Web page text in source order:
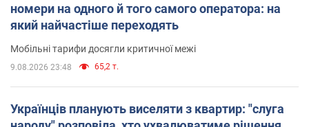
номери на одного й того самого оператора: на
який найчастіше переходять
Мобільні тарифи досягли критичної межі
9.08.2026 23:48 65,2 т.
Українців планують виселяти з квартир: "слуга